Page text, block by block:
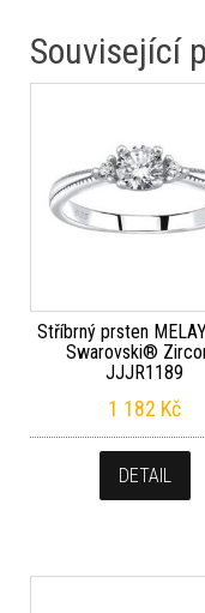
Související
Stříbrný prsten
Swarovski®
JJJR1189
1 182 Kč
DETAIL